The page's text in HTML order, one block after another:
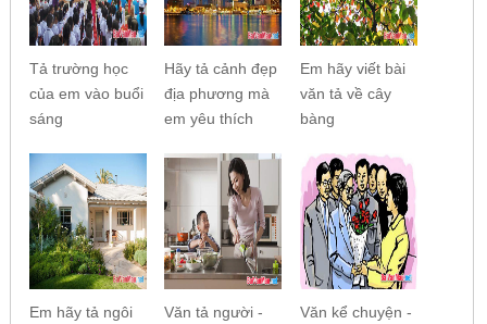
Tả trường học
của em vào buổi
sáng
Hãy tả cảnh đẹp
địa phương mà
em yêu thích
Em hãy viết bài
văn tả về cây
bàng
Em hãy tả ngôi
Văn tả người -
Văn kể chuyện -